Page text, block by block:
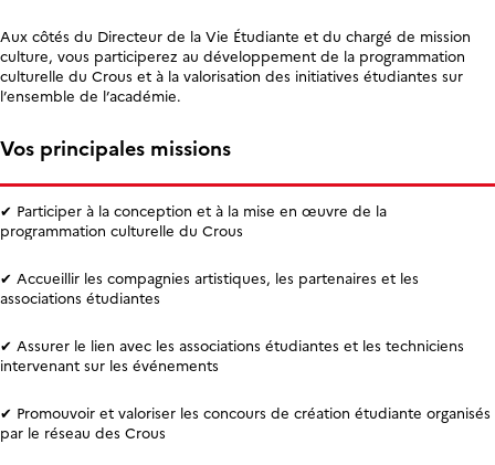
Aux côtés du Directeur de la Vie Étudiante et du chargé de mission
culture, vous participerez au développement de la programmation
culturelle du Crous et à la valorisation des initiatives étudiantes sur
l’ensemble de l’académie.
Vos principales missions
✔ Participer à la conception et à la mise en œuvre de la
programmation culturelle du Crous
✔ Accueillir les compagnies artistiques, les partenaires et les
associations étudiantes
✔ Assurer le lien avec les associations étudiantes et les techniciens
intervenant sur les événements
✔ Promouvoir et valoriser les concours de création étudiante organisés
par le réseau des Crous